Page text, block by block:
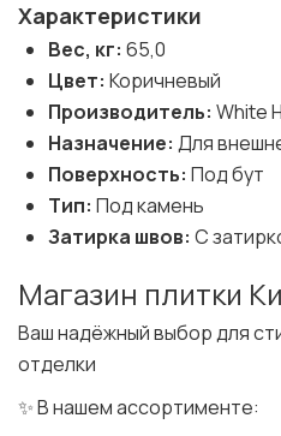
Характеристики
Вес, кг: 65,0
Цвет: Коричневый
Производитель: White
Назначение: Для
Поверхность: Под бут
Тип: Под камень
Затирка швов: С
Магазин плитки
Ваш надёжный выбор для
отделки
✨ В нашем ассортименте: